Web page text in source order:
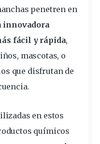
penetren en
innovadora
fácil y rápida,
mascotas, o
que disfrutan de
en estos
químicos